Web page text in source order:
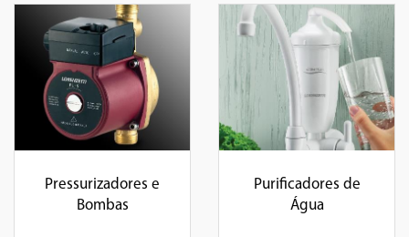
Pressurizadores e
Bombas
Purificadores de
Água